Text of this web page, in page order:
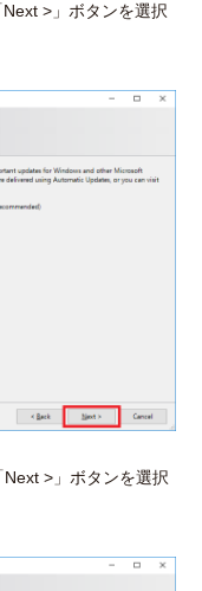
>」ボタンを選択
>」ボタンを選択